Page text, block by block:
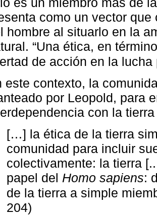
como un vector
hombre al situarlo en la
“Una ética, en
de acción en la lucha
este contexto, la
por Leopold, para
con la
[…] la ética de la tierra
comunidad para incluir
colectivamente: la tierra
papel del Homo sapiens:
de la tierra a simple
204)